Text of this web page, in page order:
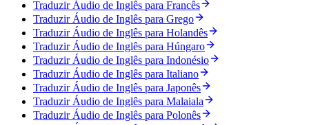
Traduzir Áudio de Inglês para Francês
Traduzir Áudio de Inglês para Grego
Traduzir Áudio de Inglês para Holandês
Traduzir Áudio de Inglês para Húngaro
Traduzir Áudio de Inglês para Indonésio
Traduzir Áudio de Inglês para Italiano
Traduzir Áudio de Inglês para Japonês
Traduzir Áudio de Inglês para Malaiala
Traduzir Áudio de Inglês para Polonês